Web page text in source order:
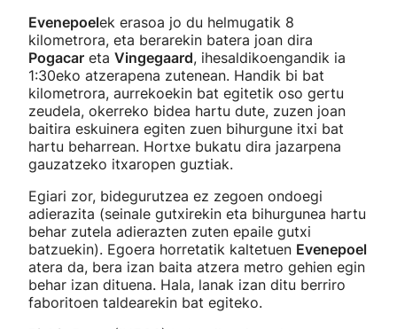
Evenepoelek erasoa jo du helmugatik 8
kilometrora, eta berarekin batera joan dira
Pogacar eta Vingegaard, ihesaldikoengandik ia
1:30eko atzerapena zutenean. Handik bi bat
kilometrora, aurrekoekin bat egitetik oso gertu
zeudela, okerreko bidea hartu dute, zuzen joan
baitira eskuinera egiten zuen bihurgune itxi bat
hartu beharrean. Hortxe bukatu dira jazarpena
gauzatzeko itxaropen guztiak.
Egiari zor, bidegurutzea ez zegoen ondoegi
adierazita (seinale gutxirekin eta bihurgunea hartu
behar zutela adierazten zuten epaile gutxi
batzuekin). Egoera horretatik kaltetuen Evenepoel
atera da, bera izan baita atzera metro gehien egin
behar izan dituena. Hala, lanak izan ditu berriro
faboritoen taldearekin bat egiteko.